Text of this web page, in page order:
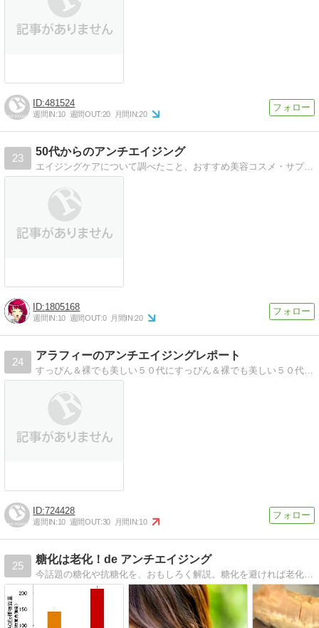
481524
週間IN:10 週間OUT:20 月間IN:20
23
50代からのアンチエイジング
エイジングケアについて調べたこと、おすすめ美容コスメ・サプリのお試しした効果などご紹介します。
1805168
週間IN:10 週間OUT:0 月間IN:20
24
アラフィーのアンチエイジングレポート
すっぴん＆裸でも美しい５０代にすっぴん＆裸でも美しい５０代を目指すブログです。
724428
週間IN:10 週間OUT:30 月間IN:10
25
糖化は老化！de アンチエイジング
今話題の糖化や抗糖化を、おもしろく解説。糖化を避ければ老化は遅くなる？そこんところをサイエンスします！